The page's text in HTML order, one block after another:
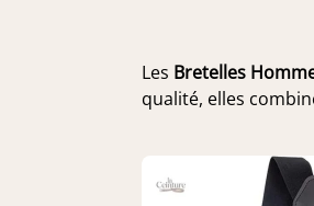
Les Bretelles
qualité, elles